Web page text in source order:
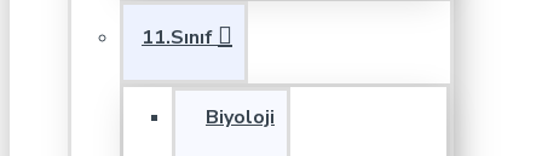
11.Sınıf
Biyoloji